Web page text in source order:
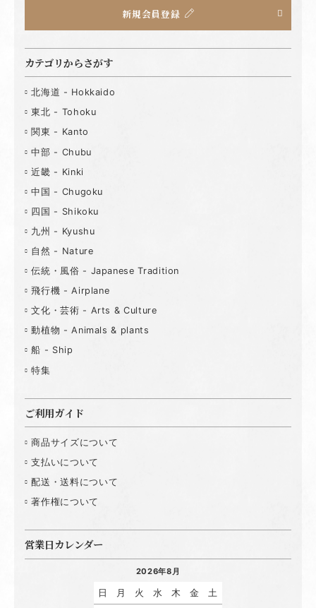
新規会員登録
カテゴリからさがす
北海道 - Hokkaido
東北 - Tohoku
関東 - Kanto
中部 - Chubu
近畿 - Kinki
中国 - Chugoku
四国 - Shikoku
九州 - Kyushu
自然 - Nature
伝統・風俗 - Japanese Tradition
飛行機 - Airplane
文化・芸術 - Arts & Culture
動植物 - Animals & plants
船 - Ship
特集
ご利用ガイド
商品サイズについて
支払いについて
配送・送料について
著作権について
営業日カレンダー
2026年8月
日 月 火 水 木 金 土